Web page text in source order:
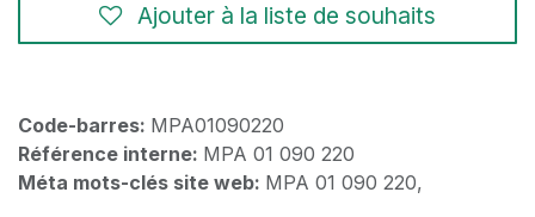
Ajouter à la liste de souhaits
Code-barres: MPA01090220
Référence interne: MPA 01 090 220
Méta mots-clés site web: MPA 01 090 220,